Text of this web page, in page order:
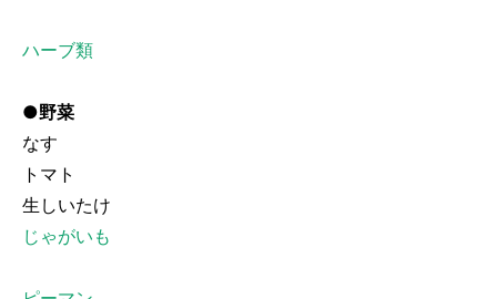
ハーブ類
●野菜
なす
トマト
生しいたけ
じゃがいも